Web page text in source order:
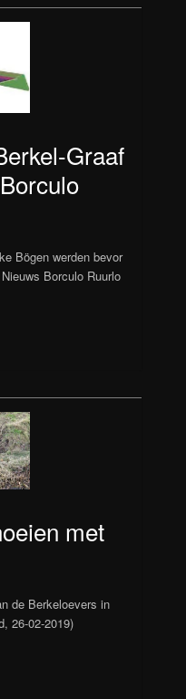
Graaf
Bögen werden bevor
Borculo Ruurlo
met
de Berkeloevers in
26-02-2019)